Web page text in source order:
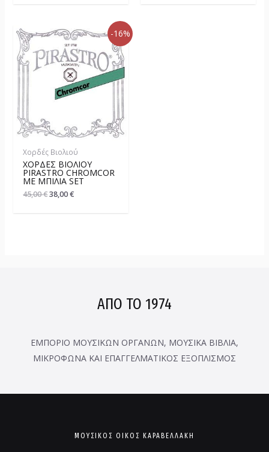
-16%
Χορδές Βιολιού
ΧΟΡΔΈΣ ΒΙΟΛΙΟΎ
PIRASTRO CHROMCOR
ΜΕ ΜΠΊΛΙΑ SET
45,00€38,00€
ΑΠΟ ΤΟ 1974
ΕΜΠΟΡΙΟ ΜΟΥΣΙΚΩΝ ΟΡΓΑΝΩΝ, ΜΟΥΣΙΚΑ ΒΙΒΛΙΑ,
ΜΙΚΡΟΦΩΝΑ ΚΑΙ ΕΠΑΓΓΕΛΜΑΤΙΚΟΣ ΕΞΟΠΛΙΣΜΟΣ
ΜΟΥΣΙΚΌΣ ΟΊΚΟΣ ΚΑΡΑΒΕΛΛΑΚΗ